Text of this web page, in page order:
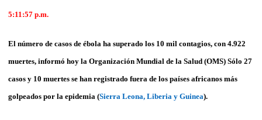
5:11:57 p.m.
El número de casos de ébola ha superado los 10 mil contagios, con 4.922
muertes, informó hoy la Organización Mundial de la Salud (OMS) Sólo 27
casos y 10 muertes se han registrado fuera de los países africanos más
golpeados por la epidemia (Sierra Leona, Liberia y Guinea).